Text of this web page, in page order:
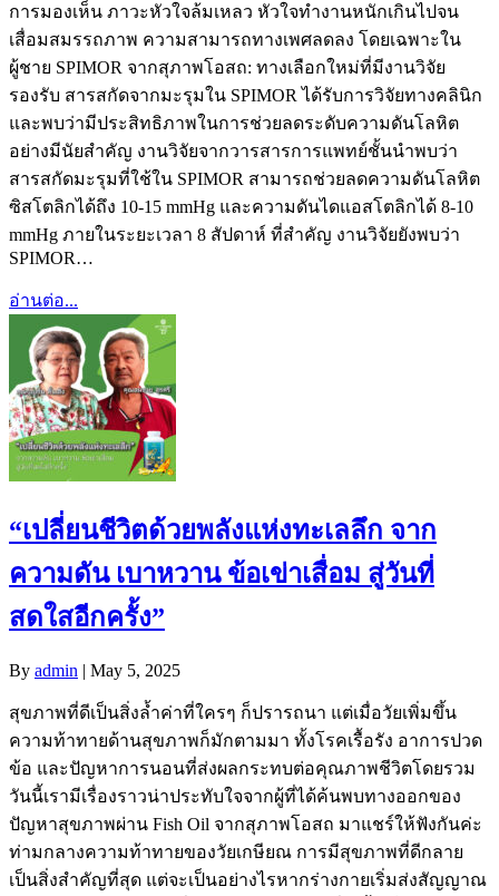
การมองเห็น ภาวะหัวใจล้มเหลว หัวใจทำงานหนักเกินไปจน
เสื่อมสมรรถภาพ ความสามารถทางเพศลดลง โดยเฉพาะใน
ผู้ชาย SPIMOR จากสุภาพโอสถ: ทางเลือกใหม่ที่มีงานวิจัย
รองรับ สารสกัดจากมะรุมใน SPIMOR ได้รับการวิจัยทางคลินิก
และพบว่ามีประสิทธิภาพในการช่วยลดระดับความดันโลหิต
อย่างมีนัยสำคัญ งานวิจัยจากวารสารการแพทย์ชั้นนำพบว่า
สารสกัดมะรุมที่ใช้ใน SPIMOR สามารถช่วยลดความดันโลหิต
ซิสโตลิกได้ถึง 10-15 mmHg และความดันไดแอสโตลิกได้ 8-10
mmHg ภายในระยะเวลา 8 สัปดาห์ ที่สำคัญ งานวิจัยยังพบว่า
SPIMOR…
อ่านต่อ...
“เปลี่ยนชีวิตด้วยพลังแห่งทะเลลึก จาก
ความดัน เบาหวาน ข้อเข่าเสื่อม สู่วันที่
สดใสอีกครั้ง”
By admin | May 5, 2025
สุขภาพที่ดีเป็นสิ่งล้ำค่าที่ใครๆ ก็ปรารถนา แต่เมื่อวัยเพิ่มขึ้น
ความท้าทายด้านสุขภาพก็มักตามมา ทั้งโรคเรื้อรัง อาการปวด
ข้อ และปัญหาการนอนที่ส่งผลกระทบต่อคุณภาพชีวิตโดยรวม
วันนี้เรามีเรื่องราวน่าประทับใจจากผู้ที่ได้ค้นพบทางออกของ
ปัญหาสุขภาพผ่าน Fish Oil จากสุภาพโอสถ มาแชร์ให้ฟังกันค่ะ
ท่ามกลางความท้าทายของวัยเกษียณ การมีสุขภาพที่ดีกลาย
เป็นสิ่งสำคัญที่สุด แต่จะเป็นอย่างไรหากร่างกายเริ่มส่งสัญญาณ